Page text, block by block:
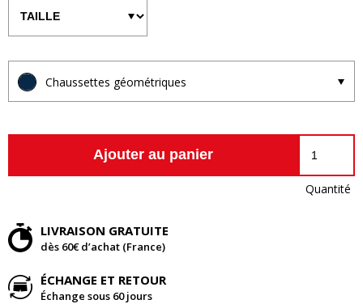
Chaussettes géométriques
Ajouter au panier
Quantité
LIVRAISON GRATUITE
dès 60€ d’achat (France)
ÉCHANGE ET RETOUR
Échange sous 60 jours